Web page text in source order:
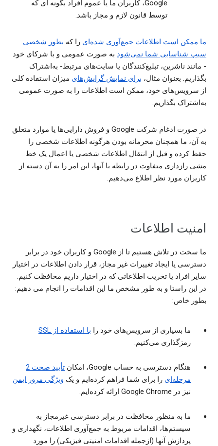
Google، کاربران ما یا عموم افراد بگونه ای که
توسط قانون لازم و مجاز باشد.
ما ممکن است اطلاعات جمع‌آوری شده‌ای را که ‏ بطور شخصی
سبب شناسایی شما نمی‌شود به صورت عمومی و با شرکای خود
- مانند ناشرین، تبلیغ‌کنندگان یا سایت‌های مرتبط- به‌اشتراک
بگذاریم. بعنوان مثال، برای نمایش گرایش‌های میزان استفاده کلی
از سرویس‌های خود، ممکن است اطلاعات را به صورت عمومی
به‌اشتراک بگذاریم.
در صورت ادغام شرکت Google و فروش دارایی‌ها یا موارد متعلق
به آن، ما همچنان محرمانه بودن هرگونه اطلاعات شخصی را
حفظ کرده و قبل از انتقال اطلاعات شخصی یا اعمال یک خط
مشی رازداری متفاوت در رابطه با آنها، این امر را به آن دسته از
کاربران مورد نظر اطلاع می‌دهیم.
امنیت اطلاعات
ما سخت در تلاش هستیم تا از Google و کاربران خود در برابر
دسترسی یا ایجاد تغییرات غیر مجاز، قرار دادن اطلاعات در اختیار
سایر افراد یا تخریب اطلاعاتی که در اختیار داریم محافظت کنیم.
در این راستا و به طور مشخص ما این اقدامات را انجام می دهیم:
بطور خاص:
ما بسیاری از سرویس‌های خود را با استفاده از SSL
رمزگذاری می‌کنیم.
هنگام دسترسی به حساب Google، امکان
تأیید صحت 2
مرحله‌ای را برای شما فراهم کرده‌ایم و یک ویژگی مرور ایمن
نیز در Google Chrome ارائه کرده‌ایم.
ما به منظور محافظت در برابر دسترسی غیرمجاز به
سیستم‌ها، اقدامات مربوط به جمع‌آوری اطلاعات، نگهداری و
پردازش آنها (ازجمله اقدامات امنیتی فیزیکی) را مورد